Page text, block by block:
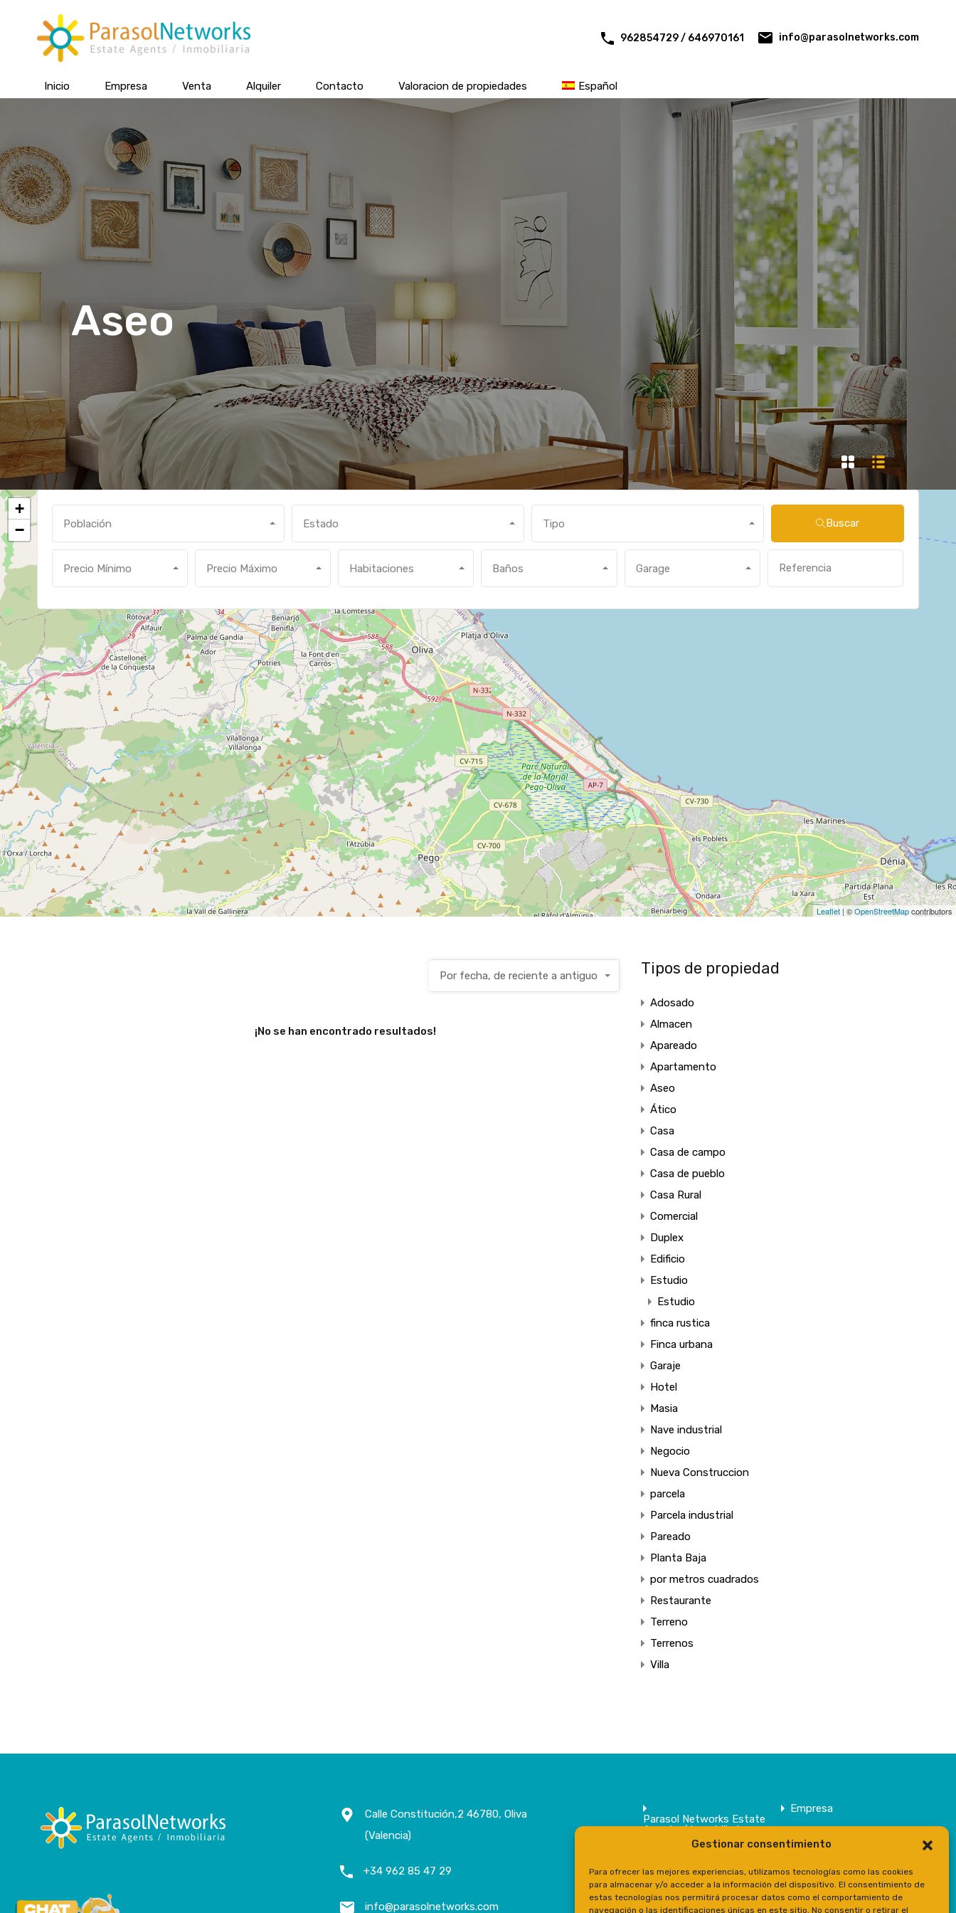
Gestionar consentimiento
Para ofrecer las mejores experiencias, utilizamos tecnologías como las cookies
para almacenar y/o acceder a la información del dispositivo. El consentimiento de
estas tecnologías nos permitirá procesar datos como el comportamiento de
navegación o las identificaciones únicas en este sitio. No consentir o retirar el
962854729 / 646970161 info@parasolnetworks.com
Inicio Empresa Venta Alquiler Contacto Valoracion de propiedades Español
Aseo
Población Estado Tipo Buscar
Precio Mínimo Precio Máximo Habitaciones Baños Garage
+
−
Leaflet | ©OpenStreetMapcontributors
Por fecha, de reciente a antiguo
¡No se han encontrado resultados!
Tipos de propiedad
Adosado
Almacen
Apareado
Apartamento
Aseo
Ático
Casa
Casa de campo
Casa de pueblo
Casa Rural
Comercial
Duplex
Edificio
Estudio
Estudio
finca rustica
Finca urbana
Garaje
Hotel
Masia
Nave industrial
Negocio
Nueva Construccion
parcela
Parcela industrial
Pareado
Planta Baja
por metros cuadrados
Restaurante
Terreno
Terrenos
Villa
Calle Constitución,2 46780, Oliva
(Valencia)
+34 962 85 47 29
info@parasolnetworks.com
Parasol Networks Estate
Agents / Inmobiliaria
Empresa
Prensa